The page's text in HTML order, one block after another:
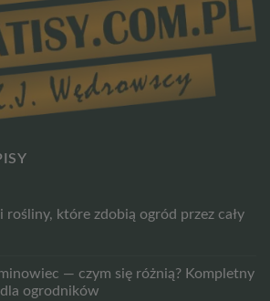
rośliny, które zdobią ogród przez cały
— czym się różnią? Kompletny
ogrodników